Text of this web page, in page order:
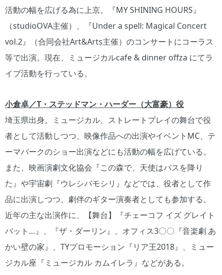
活動の幅を広げる為に上京。『MY SHINING HOURS』
（studioOVA主催）、『Under a spell: Magical Concert
vol.2』（合同会社Art&Arts主催）のコンサートにコーラス
等で出演。現在、ミュージカルcafe & dinner offza にてラ
イブ活動を行っている。
小倉卓／T・ステッドマン・ハーダー（大富豪）役
埼玉県出身。ミュージカル、ストレートプレイの舞台で役
者として活動しつつ、映像作品への出演やイベントMC、テ
ーマパークのショー出演などにも活動の幅を広げている。
また、映画演劇文化協会『この森で、天使はバスを降り
た』や宇宙劇『ウレシパモシリ』などでは、役者として作
品に出演しつつ、劇伴のギター演奏者としても参加する。
近年の主な出演作に、【舞台】『チェーコフ イズ グレイト
バット…』、『ザ・ダーリン』、オフィス3〇〇『音楽劇 あ
かい壁の家』、TYプロモーション『リア王2018』、ミュー
ジカル座『ミュージカル カムイレラ』などがある。